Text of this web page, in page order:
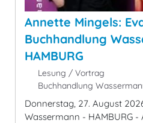
Annette Mingels:
Buchhandlung
HAMBURG
Lesung / Vortrag
Buchhandlung
Donnerstag, 27. August
Wassermann - HAMBURG -